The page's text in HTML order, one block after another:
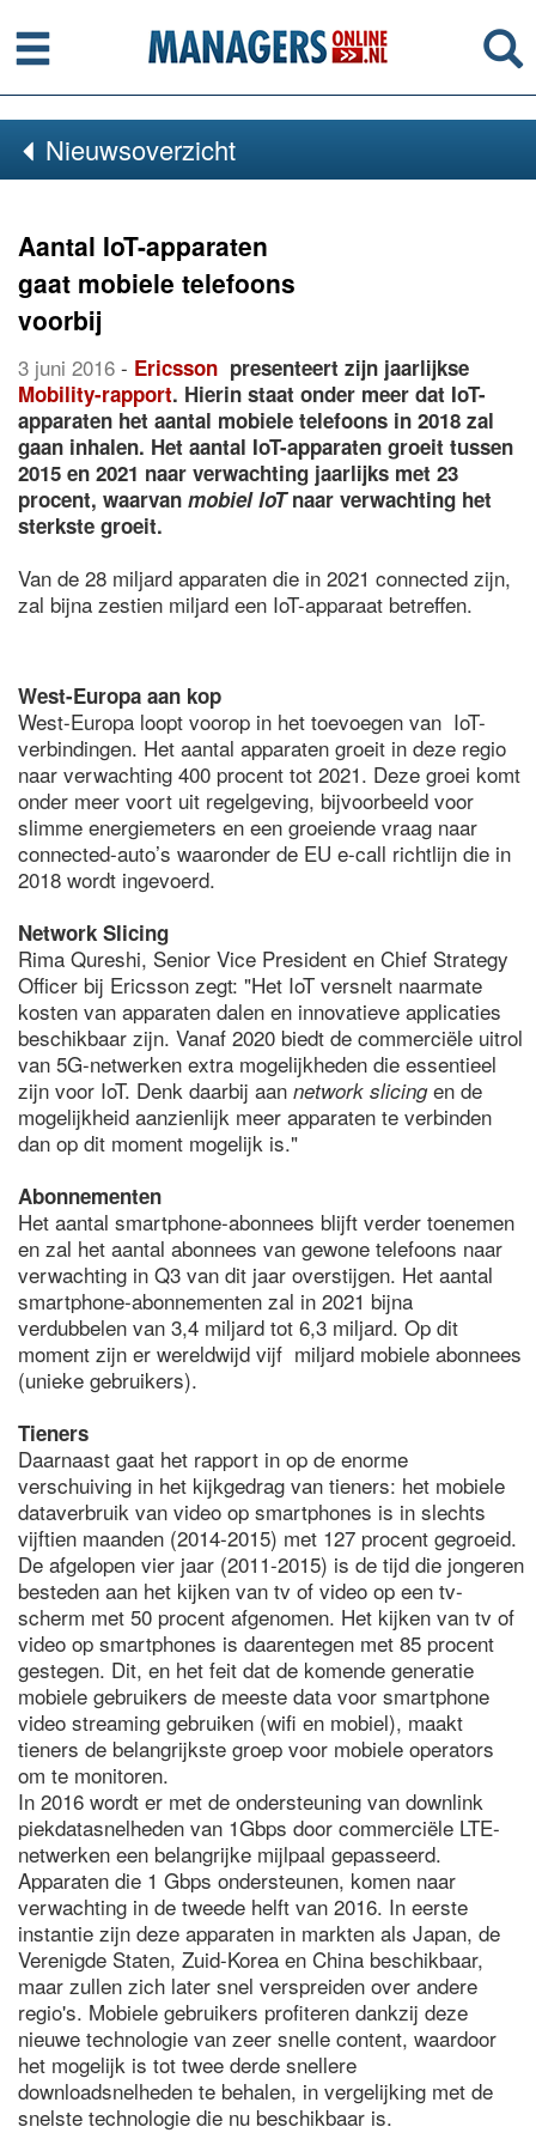
Menu
Nieuwsoverzicht
Aantal IoT-apparaten
gaat mobiele telefoons
voorbij
3 juni 2016 - Ericsson presenteert zijn jaarlijkse
Mobility-rapport. Hierin staat onder meer dat IoT-
apparaten het aantal mobiele telefoons in 2018 zal
gaan inhalen. Het aantal IoT-apparaten groeit tussen
2015 en 2021 naar verwachting jaarlijks met 23
procent, waarvan mobiel IoTnaar verwachting het
sterkste groeit.
Van de 28 miljard apparaten die in 2021 connected zijn,
zal bijna zestien miljard een IoT-apparaat betreffen.
West-Europa aan kop
West-Europa loopt voorop in het toevoegen van IoT-
verbindingen. Het aantal apparaten groeit in deze regio
naar verwachting 400 procent tot 2021. Deze groei komt
onder meer voort uit regelgeving, bijvoorbeeld voor
slimme energiemeters en een groeiende vraag naar
connected-auto’s waaronder de EU e-call richtlijn die in
2018 wordt ingevoerd.
Network Slicing
Rima Qureshi, Senior Vice President en Chief Strategy
Officer bij Ericsson zegt: "Het IoT versnelt naarmate
kosten van apparaten dalen en innovatieve applicaties
beschikbaar zijn. Vanaf 2020 biedt de commerciële uitrol
van 5G-netwerken extra mogelijkheden die essentieel
zijn voor IoT. Denk daarbij aan network slicingen de
mogelijkheid aanzienlijk meer apparaten te verbinden
dan op dit moment mogelijk is."
Abonnementen
Het aantal smartphone-abonnees blijft verder toenemen
en zal het aantal abonnees van gewone telefoons naar
verwachting in Q3 van dit jaar overstijgen. Het aantal
smartphone-abonnementen zal in 2021 bijna
verdubbelen van 3,4 miljard tot 6,3 miljard. Op dit
moment zijn er wereldwijd vijf miljard mobiele abonnees
(unieke gebruikers).
Tieners
Daarnaast gaat het rapport in op de enorme
verschuiving in het kijkgedrag van tieners: het mobiele
dataverbruik van video op smartphones is in slechts
vijftien maanden (2014-2015) met 127 procent gegroeid.
De afgelopen vier jaar (2011-2015) is de tijd die jongeren
besteden aan het kijken van tv of video op een tv-
scherm met 50 procent afgenomen. Het kijken van tv of
video op smartphones is daarentegen met 85 procent
gestegen. Dit, en het feit dat de komende generatie
mobiele gebruikers de meeste data voor smartphone
video streaming gebruiken (wifi en mobiel), maakt
tieners de belangrijkste groep voor mobiele operators
om te monitoren.
In 2016 wordt er met de ondersteuning van downlink
piekdatasnelheden van 1Gbps door commerciële LTE-
netwerken een belangrijke mijlpaal gepasseerd.
Apparaten die 1 Gbps ondersteunen, komen naar
verwachting in de tweede helft van 2016. In eerste
instantie zijn deze apparaten in markten als Japan, de
Verenigde Staten, Zuid-Korea en China beschikbaar,
maar zullen zich later snel verspreiden over andere
regio's. Mobiele gebruikers profiteren dankzij deze
nieuwe technologie van zeer snelle content, waardoor
het mogelijk is tot twee derde snellere
downloadsnelheden te behalen, in vergelijking met de
snelste technologie die nu beschikbaar is.